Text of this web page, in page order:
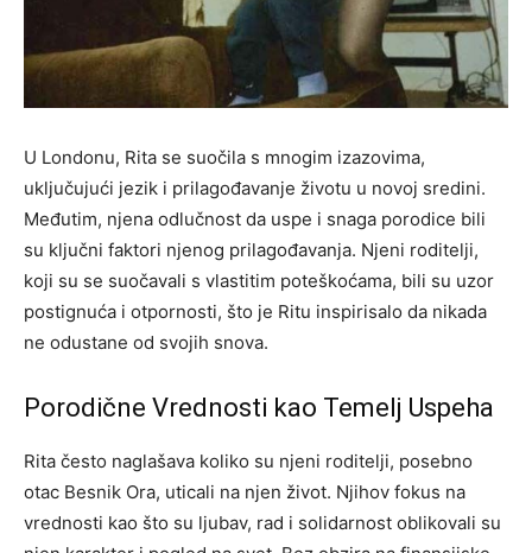
U Londonu, Rita se suočila s mnogim izazovima,
uključujući jezik i prilagođavanje životu u novoj sredini.
Međutim, njena odlučnost da uspe i snaga porodice bili
su ključni faktori njenog prilagođavanja. Njeni roditelji,
koji su se suočavali s vlastitim poteškoćama, bili su uzor
postignuća i otpornosti, što je Ritu inspirisalo da nikada
ne odustane od svojih snova.
Porodične Vrednosti kao Temelj Uspeha
Rita često naglašava koliko su njeni roditelji, posebno
otac Besnik Ora, uticali na njen život. Njihov fokus na
vrednosti kao što su ljubav, rad i solidarnost oblikovali su